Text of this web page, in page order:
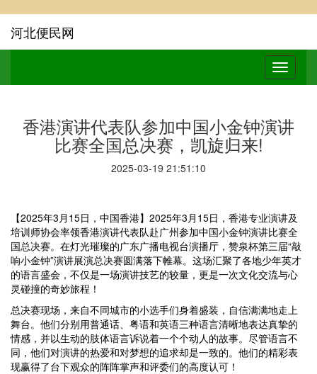
河北便民网
香港演讲代表队参加中国小金钟演讲
比赛全国总决赛，凯旋归来!
2025-03-19 21:51:10
【2025年3月15日，中国香港】2025年3月15日，香港专业演讲及
培训师协会率领香港演讲代表队赴广州参加中国小金钟演讲比赛全
国总决赛。在灯光璀璨的广东广播电视台演播厅，赞泉杯第三届“敲
响小金钟”演讲展演总决赛圆满落下帷幕。这场汇聚了各地少年英才
的语言盛会，不仅是一场演讲技艺的较量，更是一次文化交流与心
灵碰撞的奇妙旅程！
总决赛现场，来自不同城市的小选手们身着盛装，自信满满地走上
舞台。他们分别用普通话、粤语和英语三种语言清晰地表达真挚的
情感，并以生动的肢体语言诉说着一个个动人的故事。尽管语言不
同，他们对演讲的热爱和对梦想的追求却是一致的。他们的精彩表
现赢得了台下观众的阵阵掌声和评委们的高度认可！